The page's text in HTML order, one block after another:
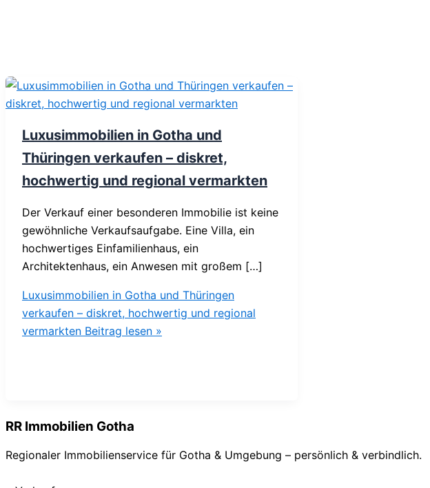
Luxusimmobilien in Gotha und
Thüringen verkaufen – diskret,
hochwertig und regional vermarkten
Der Verkauf einer besonderen Immobilie ist keine
gewöhnliche Verkaufsaufgabe. Eine Villa, ein
hochwertiges Einfamilienhaus, ein
Architektenhaus, ein Anwesen mit großem […]
Luxusimmobilien in Gotha und Thüringen
verkaufen – diskret, hochwertig und regional
vermarkten Beitrag lesen »
RR Immobilien Gotha
Regionaler Immobilienservice für Gotha & Umgebung – persönlich & verbindlich.